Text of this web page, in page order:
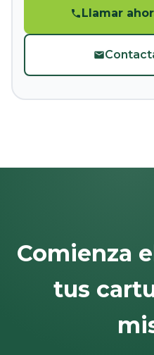
Llamar
Comienza
tus